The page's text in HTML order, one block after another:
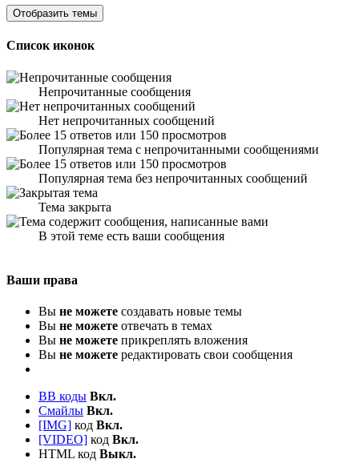
Список иконок
Непрочитанные сообщения
Нет непрочитанных сообщений
Популярная тема с непрочитанными сообщениями
Популярная тема без непрочитанных сообщений
Тема закрыта
В этой теме есть ваши сообщения
Ваши права
Вы не можете создавать новые темы
Вы не можете отвечать в темах
Вы не можете прикреплять вложения
Вы не можете редактировать свои сообщения
BB коды Вкл.
Смайлы Вкл.
[IMG] код Вкл.
[VIDEO] код Вкл.
HTML код Выкл.